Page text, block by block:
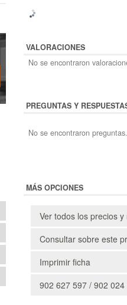
VALORACIONES
No se encontraron
PREGUNTAS Y
No se encontraron
MÁS OPCIONES
Ver todos los precios y
Consultar sobre este
Imprimir ficha
902 627 597 / 902